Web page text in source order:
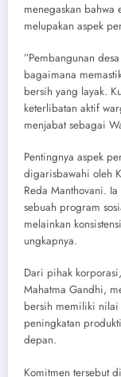
menegaskan bahwa
melupakan aspek
​”Pembangunan
bagaimana
bersih yang layak.
keterlibatan aktif
menjabat sebagai
​Pentingnya aspek
digarisbawahi oleh
Reda Manthovani.
sebuah program
melainkan
ungkapnya.
​Dari pihak
Mahatma Gandhi,
bersih memiliki nilai
peningkatan
depan.
​Komitmen tersebut